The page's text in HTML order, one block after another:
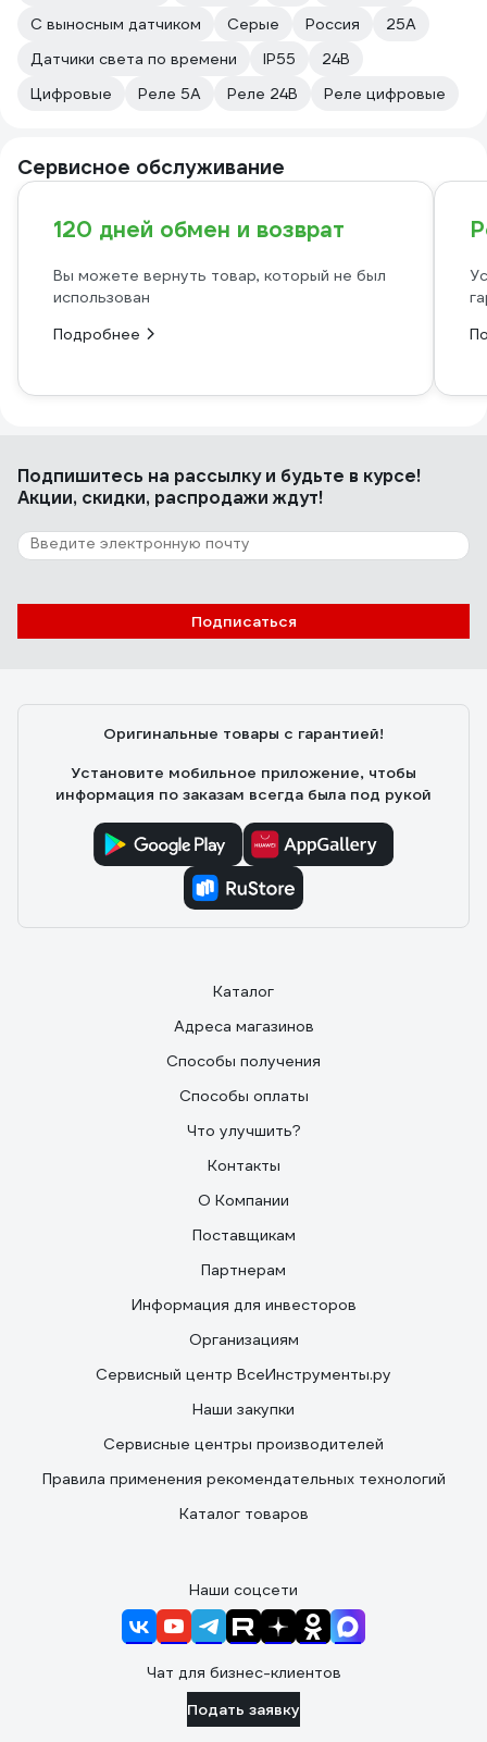
С выносным датчиком
Серые Россия
25А
Датчики света по времени
IP55
24В
Цифровые
Реле 5А Реле 24В Реле цифровые
Сервисное обслуживание
120 дней обмен и возврат
Вы можете вернуть товар, который не был
использован
Подробнее
Подпишитесь на рассылкуи будьте в курсе!
Акции, скидки, распродажи ждут!
Подписаться
Оригинальные товары с гарантией!
Установите мобильное приложение, чтобы
информация по заказам всегда была под рукой
Каталог
Адреса магазинов
Способы получения
Способы оплаты
Что улучшить?
Контакты
О Компании
Поставщикам
Партнерам
Информация для инвесторов
Организациям
Сервисный центр ВсеИнструменты.ру
Наши закупки
Сервисные центры производителей
Правила применения рекомендательных технологий
Каталог товаров
Наши соцсети
Чат для бизнес-клиентов
Подать заявку